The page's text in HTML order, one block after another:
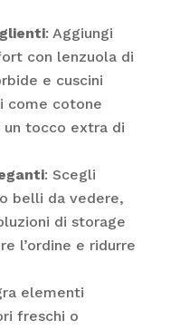
: Aggiungi
con lenzuola di
e cuscini
come cotone
un tocco extra di
: Scegli
belli da vedere,
di storage
l’ordine e ridurre
elementi
freschi o